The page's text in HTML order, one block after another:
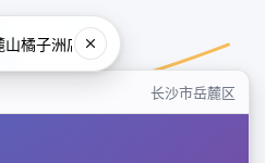
长沙市岳麓区